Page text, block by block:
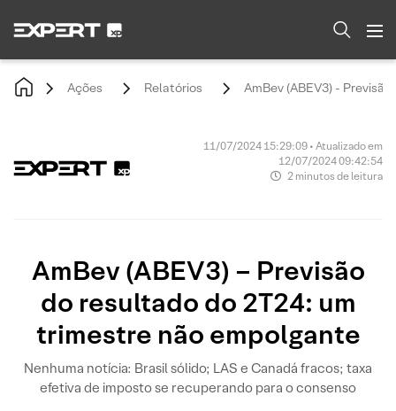
Ações Relatórios AmBev (ABEV3) -
11/07/2024 15:29:09 • Atualizado em
12/07/2024 09:42:54
2 minutos de leitura
AmBev (ABEV3) – Previsão
do resultado do 2T24: um
trimestre não empolgante
Nenhuma notícia: Brasil sólido; LAS e Canadá fracos; taxa
efetiva de imposto se recuperando para o consenso